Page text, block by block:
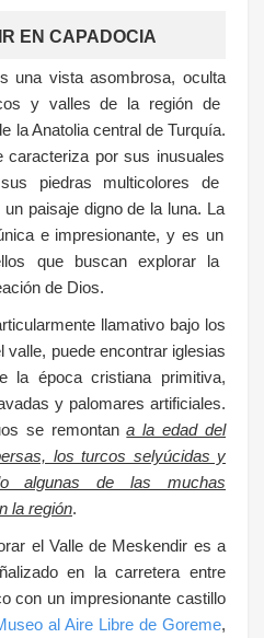
EN CAPADOCIA
una vistaasombrosa, oculta
os yvalles de la región de
laAnatoliacentraldeTurquía.
caracteriza porsus inusuales
piedras multicolores de
unpaisajedignode la luna. La
nicaeimpresionante, y es un
os quebuscanexplorarla
ación de Dios.
llamativo bajo los
valle, puede encontrar iglesias
la época cristiana primitiva,
y palomares artificiales.
se remontana la edad del
los turcos selyúcidas y
algunas de las muchas
la región.
el Valle de Meskendir es a
en la carretera entre
con un impresionante castillo
al Aire Libre de Goreme,